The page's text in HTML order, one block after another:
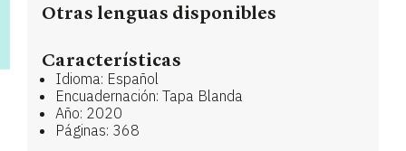
Otras lenguas disponibles
Características
Idioma: Español
Encuadernación: Tapa Blanda
Año: 2020
Páginas: 368